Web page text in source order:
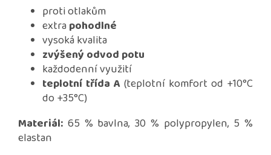
proti otlakům
extrapohodlné
vysoká kvalita
zvýšený odvod potu
každodenní využití
teplotní třída A (teplotní komfort od +10°C
do +35°C)
Materiál: 65 % bavlna, 30 % polypropylen, 5 %
elastan